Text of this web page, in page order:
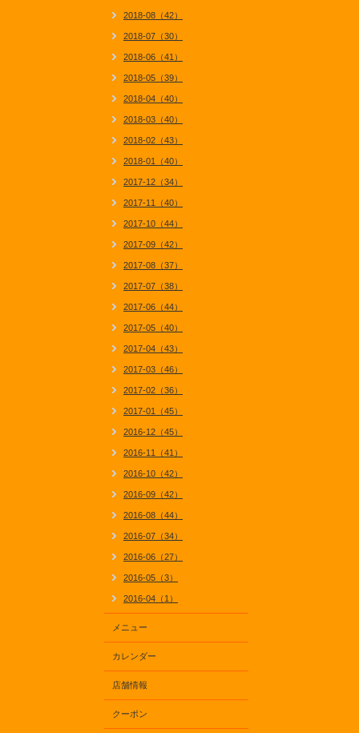
2018-08（42）
2018-07（30）
2018-06（41）
2018-05（39）
2018-04（40）
2018-03（40）
2018-02（43）
2018-01（40）
2017-12（34）
2017-11（40）
2017-10（44）
2017-09（42）
2017-08（37）
2017-07（38）
2017-06（44）
2017-05（40）
2017-04（43）
2017-03（46）
2017-02（36）
2017-01（45）
2016-12（45）
2016-11（41）
2016-10（42）
2016-09（42）
2016-08（44）
2016-07（34）
2016-06（27）
2016-05（3）
2016-04（1）
メニュー
カレンダー
店舗情報
クーポン